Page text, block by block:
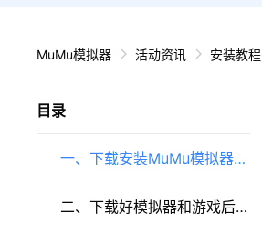
MuMu模拟器 活动资讯 安装教程
目录
一、下载安装MuMu模拟器和
《星际战甲-Warframe》
二、下载好模拟器和游戏后